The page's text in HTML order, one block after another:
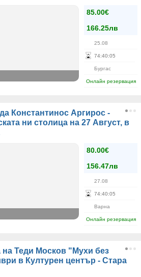
85.00€
166.25лв
25.08
74:40:05
Бургас
Онлайн резервация
Константинос Аргирос -
ни столица на 27 Август, в
80.00€
156.47лв
27.08
74:40:05
Варна
Онлайн резервация
на Теди Москов "Мухи без
в Културен център - Стара